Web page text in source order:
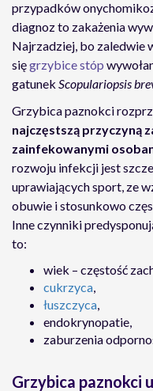
przypadków
diagnoz to zakażenia
Najrzadziej, bo zaledwie
sięgrzybice stóp
gatunek Scopulariopsis
Grzybica paznokci
najczęstszą przyczyną
zainfekowanymi
rozwoju infekcji jest
uprawiających sport, ze
obuwie i stosunkowo
Inne czynniki
to:
wiek – częstość
cukrzyca,
łuszczyca,
endokrynopatie,
zaburzenia
Grzybica paznokci